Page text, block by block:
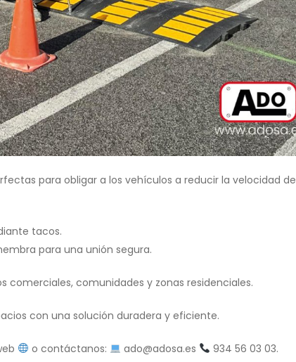
para obligar a los vehículos a reducir la velocidad de
tacos.
para una unión segura.
comerciales, comunidades y zonas residenciales.
con una solución duradera y eficiente.
o contáctanos: ado@adosa.es 934 56 03 03.